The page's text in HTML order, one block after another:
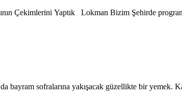
Çekimlerini Yaptık Lokman Bizim Şehirde
sofralarına yakışacak güzellikte bir yemek.